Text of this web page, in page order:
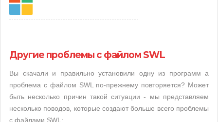
Другие проблемы с файлом SWL
Вы скачали и правильно установили одну из программ а
проблема с файлом SWL по-прежнему повторяется? Может
быть несколько причин такой ситуации - мы представляем
несколько поводов, которые создают больше всего проблемы
с файлами SWL: